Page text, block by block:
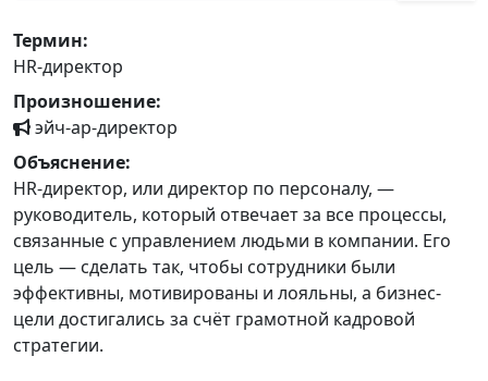
Термин:
HR-директор
Произношение:
эйч-ар-директор
Объяснение:
HR-директор, или директор по персоналу, —
руководитель, который отвечает за все процессы,
связанные с управлением людьми в компании. Его
цель — сделать так, чтобы сотрудники были
эффективны, мотивированы и лояльны, а бизнес-
цели достигались за счёт грамотной кадровой
стратегии.